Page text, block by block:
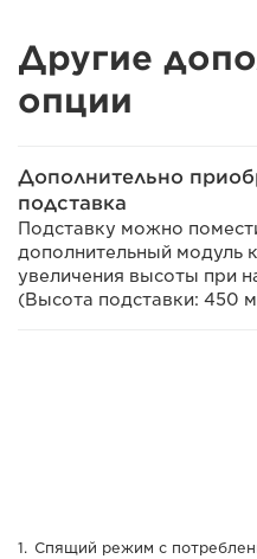
Другие
опции
Дополнительно
подставка
Подставку можно
дополнительный модуль
увеличения высоты при
(Высота подставки: 450
Спящий режим с